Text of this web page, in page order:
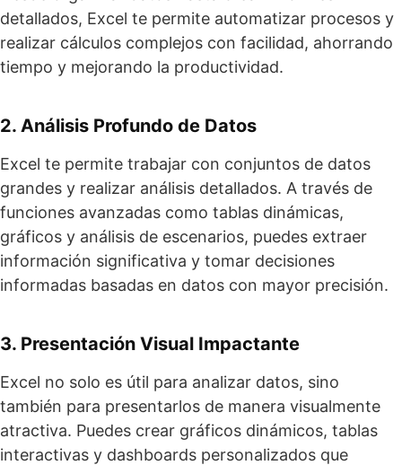
detallados, Excel te permite automatizar procesos y
realizar cálculos complejos con facilidad, ahorrando
tiempo y mejorando la productividad.
2. Análisis Profundo de Datos
Excel te permite trabajar con conjuntos de datos
grandes y realizar análisis detallados. A través de
funciones avanzadas como tablas dinámicas,
gráficos y análisis de escenarios, puedes extraer
información significativa y tomar decisiones
informadas basadas en datos con mayor precisión.
3. Presentación Visual Impactante
Excel no solo es útil para analizar datos, sino
también para presentarlos de manera visualmente
atractiva. Puedes crear gráficos dinámicos, tablas
interactivas y dashboards personalizados que